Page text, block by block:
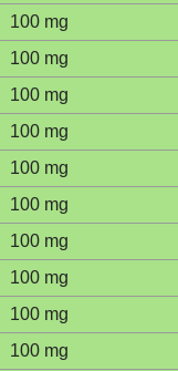
100 mg
100 mg
100 mg
100 mg
100 mg
100 mg
100 mg
100 mg
100 mg
100 mg